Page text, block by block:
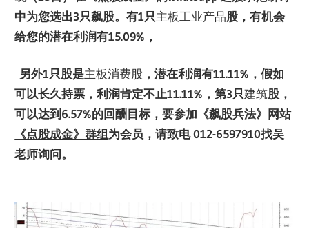
中为您选出3只飙股。有1只主板工业产品股，有机会
给您的潜在利润有15.09% ，
另外1只股是主板消费股 ，潜在利润有11.11% ，假如
可以长久持票，利润肯定不止11.11% ，第3只建筑股，
可以达到 6.57%的回酬目标，要参加《飙股兵法》网站
《点股成金》群组为会员，请致电012-6597910找吴
老师询问。